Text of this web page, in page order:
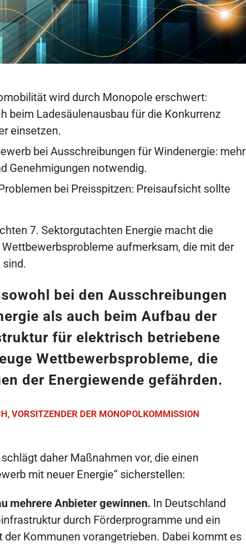
wird durch Monopole erschwert:
beim Ladesäulenausbau für die Konkurrenz
einsetzen.
bei Ausschreibungen für Windenergie: mehr
Genehmigungen notwendig.
bei Preisspitzen: Preisaufsicht sollte
7. Sektorgutachten Energie macht die
aufmerksam, die mit der
bei den Ausschreibungen
als auch beim Aufbau der
für elektrisch betriebene
Wettbewerbsprobleme, die
der Energiewende gefährden.
VORSITZENDER DER MONOPOLKOMMISSION
daher Maßnahmen vor, die einen
mit neuer Energie“ sicherstellen:
mehrere Anbieter gewinnen. In Deutschland
durch Förderprogramme und ein
Kommunen vorangetrieben. Dabei kommt es